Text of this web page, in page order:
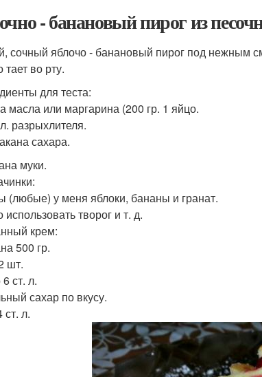
- банановый пирог из
сочный яблочо - банановый пирог под
тает во рту.
для теста:
масла или маргарина (200 гр. 1 яйцо.
разрыхлителя.
сахара.
муки.
(любые) у меня яблоки, бананы и гранат.
творог и т. д.
крем:
500 гр.
шт.
ст. л.
сахар по вкусу.
ст. л.